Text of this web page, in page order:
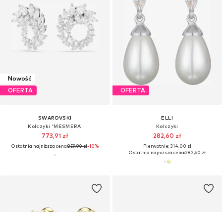
Nowość
OFERTA
SWAROVSKI
Kolczyki 'MESMERA'
773,91 zł
Ostatnia najniższa cena:859,90 zł-10%
OFERTA
ELLI
Kolczyki
282,60 zł
Pierwotnie: 314,00 zł
Ostatnia najniższa cena:282,60 zł